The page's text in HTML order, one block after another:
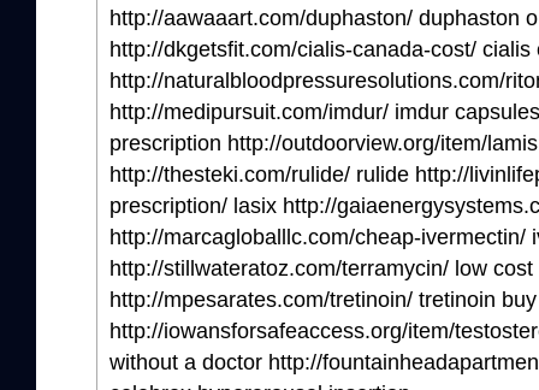
http://aawaaart.com/duphaston/ duphaston
http://dkgetsfit.com/cialis-canada-cost/ cialis
http://naturalbloodpressuresolutions.com/
http://medipursuit.com/imdur/ imdur
prescription http://outdoorview.org/item/
http://thesteki.com/rulide/ rulide http://
prescription/ lasix http://
http://marcagloballlc.com/cheap-ivermectin/
http://stillwateratoz.com/terramycin/ low
http://mpesarates.com/tretinoin/ tretinoin
http://iowansforsafeaccess.org/item/
without a doctor http://